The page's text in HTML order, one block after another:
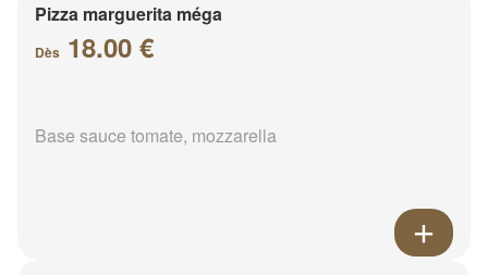
Pizza marguerita méga
Dès 18.00 €
Base sauce tomate, mozzarella